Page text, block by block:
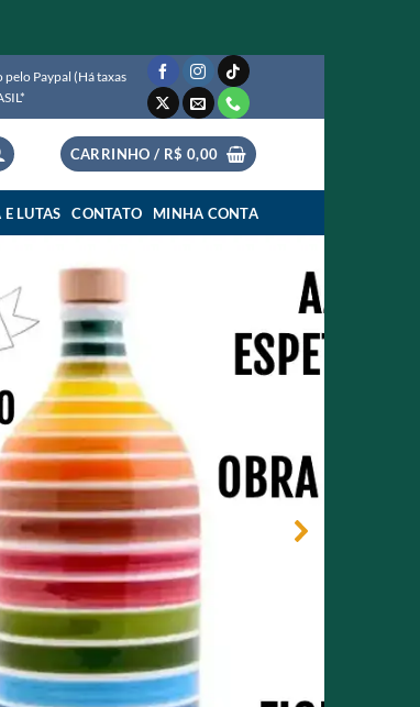
Paypal (Há taxas
CARRINHO / R$ 0,00
LUTAS CONTATO MINHA CONTA